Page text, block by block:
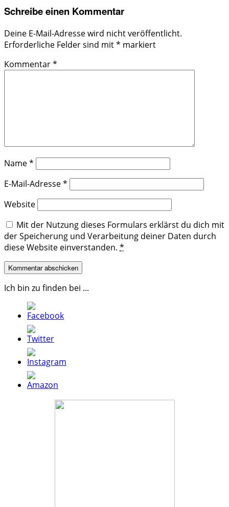
Schreibe einen Kommentar
Deine E-Mail-Adresse wird nicht veröffentlicht.
Erforderliche Felder sind mit* markiert
Kommentar*
Name*
E-Mail-Adresse*
Website
Mit der Nutzung dieses Formulars erklärst du dich mit
der Speicherung und Verarbeitung deiner Daten durch
diese Website einverstanden. *
Ich bin zu finden bei ...